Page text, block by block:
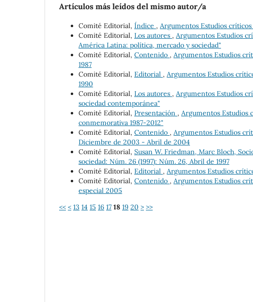
Artículos más leídos del mismo autor/a
Comité Editorial, Índice , Argumentos Estudios críticos
Comité Editorial, Los autores , Argumentos Estudios
América Latina: política, mercado y sociedad"
Comité Editorial, Contenido , Argumentos Estudios
1987
Comité Editorial, Editorial , Argumentos Estudios
1990
Comité Editorial, Los autores , Argumentos Estudios
sociedad contemporánea"
Comité Editorial, Presentación , Argumentos Estudios
conmemorativa 1987-2012"
Comité Editorial, Contenido , Argumentos Estudios
Diciembre de 2003 - Abril de 2004
Comité Editorial, Susan W. Friedman, Marc Bloch,
sociedad: Núm. 26 (1997): Núm. 26, Abril de 1997
Comité Editorial, Editorial , Argumentos Estudios
Comité Editorial, Contenido , Argumentos Estudios
especial 2005
<< < 13 14 15 16 17 18 19 20 > >>